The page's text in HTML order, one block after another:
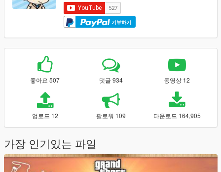
기부하기
좋아요 507 댓글 934 동영상 12
업로드 12 팔로워 109 다운로드 164,905
가장 인기있는 파일